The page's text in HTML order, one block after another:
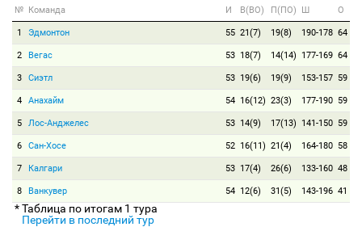
№ Команда И В(ВО) П(ПО) Ш О
1 Эдмонтон 55 21(7) 19(8) 190-178 64
2 Вегас 53 18(7) 14(14) 177-169 64
3 Сиэтл 53 19(6) 19(9) 153-157 59
4 Анахайм 54 16(12) 23(3) 177-190 59
5 Лос-Анджелес 53 14(9) 17(13) 141-150 59
6 Сан-Хосе 52 16(11) 21(4) 164-180 58
7 Калгари 53 17(4) 26(6) 133-160 48
8 Ванкувер 54 12(6) 31(5) 143-196 41
* Таблица по итогам 1 тура
Перейти в последний тур